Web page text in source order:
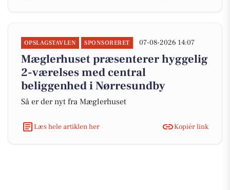
OPSLAGSTAVLEN SPONSORERET 07-08-2026 14:07
Mæglerhuset præsenterer hyggelig
2-værelses med central
beliggenhed i Nørresundby
Så er der nyt fra Mæglerhuset
Læs hele artiklen her Kopiér link